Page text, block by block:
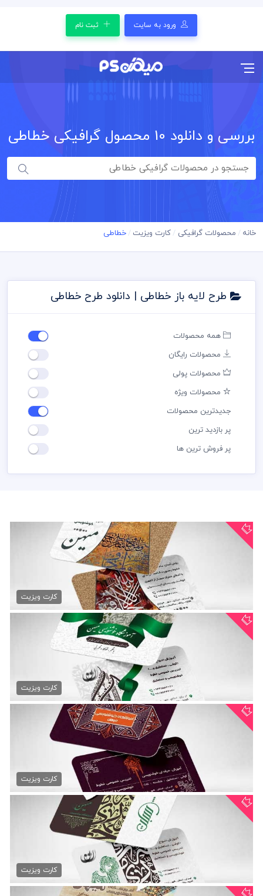
ورود به سایت ثبت نام
بررسی و دانلود 10 محصول گرافیکی خطاطی
خانه محصولات گرافیکی کارت ویزیت خطاطی
طرح لایه باز خطاطی | دانلود طرح خطاطی
همه محصولات
محصولات رایگان
محصولات پولی
محصولات ویژه
جدیدترین محصولات
پر بازدید ترین
پر فروش ترین ها
کارت ویزیت آموزش خوشنویسی
79,000 تومان
کارت ویزیت
طرح کارت ویزیت خوشنویسی
79,000 تومان
کارت ویزیت
دانلود کارت ویزیت خوشنویسی
79,000 تومان
کارت ویزیت
کارت ویزیت لایه باز...
79,000 تومان
کارت ویزیت